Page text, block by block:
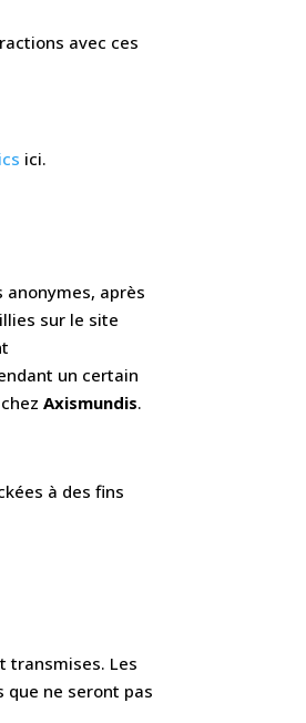
avec ces
ici.
après
sur le site
un certain
chezAxismundis.
à des fins
transmises. Les
que ne seront pas